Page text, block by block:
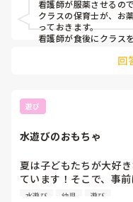
看護師が服薬させるの
クラスの保育士が、お
っておきます。
看護師が食後にクラス
回
遊び
水遊びのおもちゃ
夏は子どもたちが大好
ています！そこで、事
います。
水遊び 幼児 遊び